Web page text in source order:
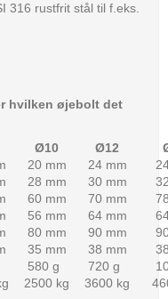
316 rustfrit stål til f.eks.
hvilken øjebolt det
Ø10 Ø12
20 mm 24 mm
28 mm 30 mm
60 mm 70 mm
56 mm 64 mm
80 mm 90 mm
35 mm 38 mm
580 g 720 g
2500 kg 3600 kg